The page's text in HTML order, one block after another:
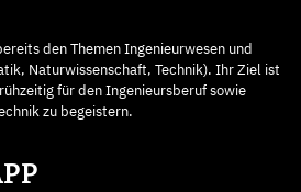
den Themen Ingenieurwesen und
Naturwissenschaft, Technik). Ihr Ziel ist
für den Ingenieursberuf sowie
zu begeistern.